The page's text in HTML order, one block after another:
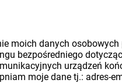
moich danych
bezpośredniego
urządzeń
moje dane tj.: adres-